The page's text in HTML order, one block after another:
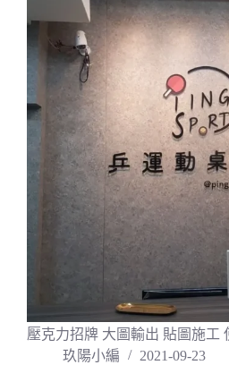
壓克力招牌 大圖輸出 貼圖施工
玖陽小編
2021-09-23